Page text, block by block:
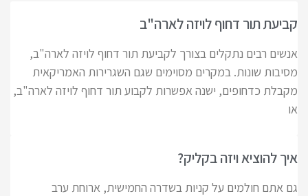
קביעת תור דחוף לויזה לארה"ב
אנשים רבים נתקלים בצורך לקביעת תור דחוף לויזה לארה"ב,
מסיבות שונות. במקרים מסוימים שגם השגרירות האמריקאית
מקבלת כדחופים, ישנה אפשרות לקבוע תור דחוף לויזה לארה"ב,
או
איך להוציא ויזה בקליק?
גם אתם חולמים על קניות בשדרה החמישית, ארוחת ערב